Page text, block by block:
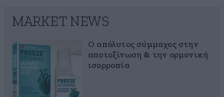
MARKET NEWS
Ο απόλυτος σύμμαχος στην
αποτοξίνωση & την ορμονική
ισορροπία